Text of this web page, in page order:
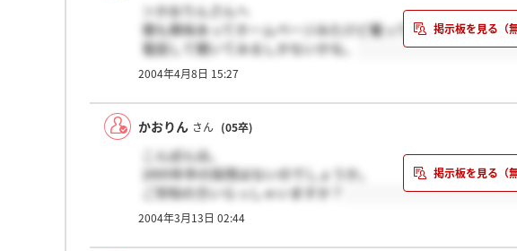
＞かおりんさんへ
僕も興味あってホームページみたけど載ってないんですよね…
電話して聞いてみるしかないかな。
2004年4月8日 15:27
かおりん さん (05卒)
こんばんは。
2005年卒の採用はないのでしょうか。
ご存知の方いらっしゃいますか？
2004年3月13日 02:44